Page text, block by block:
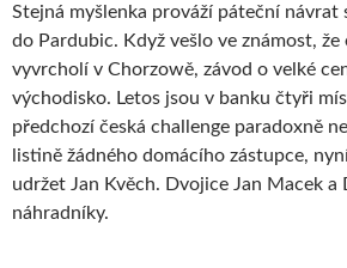
Stejná myšlenka prováží páteční návrat
do Pardubic. Když vešlo ve známost, že
vyvrcholí v Chorzowě, závod o velké
východisko. Letos jsou v banku čtyři
předchozí česká challenge paradoxně
listině žádného domácího zástupce,
udržet Jan Kvěch. Dvojice Jan Macek a
náhradníky.